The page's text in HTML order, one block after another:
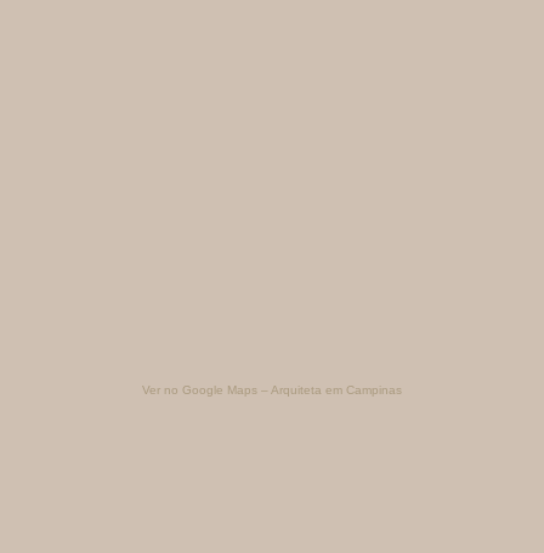
Ver no Google Maps – Arquiteta em Campinas